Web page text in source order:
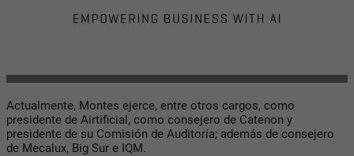
Actualmente, Montes ejerce, entre otros cargos, como
presidente de Airtificial, como consejero de Catenon y
presidente de su Comisión de Auditoría; además de consejero
de Mecalux, Big Sur e IQM.